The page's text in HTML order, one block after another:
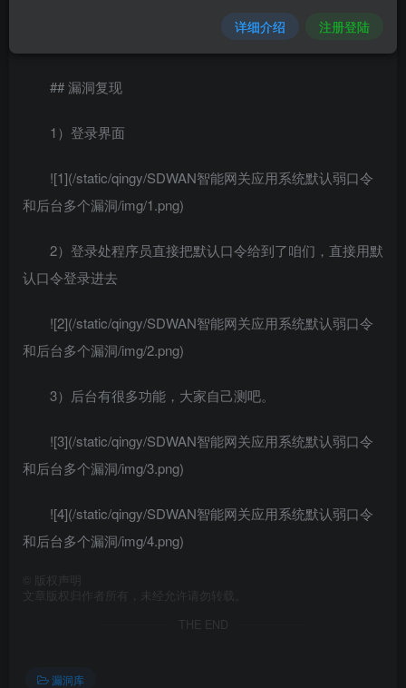
## 漏洞复现
1）登录界面
![1](/static/qingy/SDWAN智能网关应用系统默认弱口令
和后台多个漏洞/img/1.png)
2）登录处程序员直接把默认口令给到了咱们，直接用默
认口令登录进去
![2](/static/qingy/SDWAN智能网关应用系统默认弱口令
和后台多个漏洞/img/2.png)
3）后台有很多功能，大家自己测吧。
![3](/static/qingy/SDWAN智能网关应用系统默认弱口令
和后台多个漏洞/img/3.png)
![4](/static/qingy/SDWAN智能网关应用系统默认弱口令
和后台多个漏洞/img/4.png)
版权声明
文章版权归作者所有，未经允许请勿转载。
THE END
漏洞库
详细介绍 注册登陆